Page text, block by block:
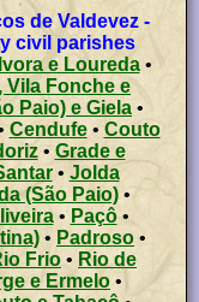
de Valdevez -
civil parishes
e Loureda•
Vila Fonche e
Paio) e Giela •
Cendufe• Couto
• Grade e
• Jolda
(São Paio) •
• Paçô•
• Padroso •
Frio • Rio de
e Ermelo •